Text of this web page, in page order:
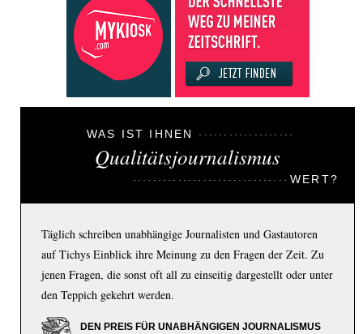
WAS IST IHNEN
Qualitätsjournalismus
WERT?
Täglich schreiben unabhängige Journalisten und Gastautoren
auf Tichys Einblick ihre Meinung zu den Fragen der Zeit. Zu
jenen Fragen, die sonst oft all zu einseitig dargestellt oder unter
den Teppich gekehrt werden.
DEN PREIS FÜR UNABHÄNGIGEN JOURNALISMUS